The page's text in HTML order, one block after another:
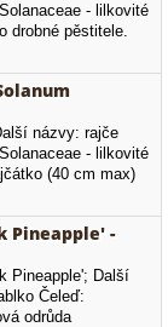
- lilkovité
drobné pěstitele.
nádobách,
jsou žluté, malé,
rostlina působí…
názvy: rajče
- lilkovité
(40 cm max)
to velmi
Je velmi
červenými
Pineapple' -
Pineapple'; Další
Čeleď:
odrůda